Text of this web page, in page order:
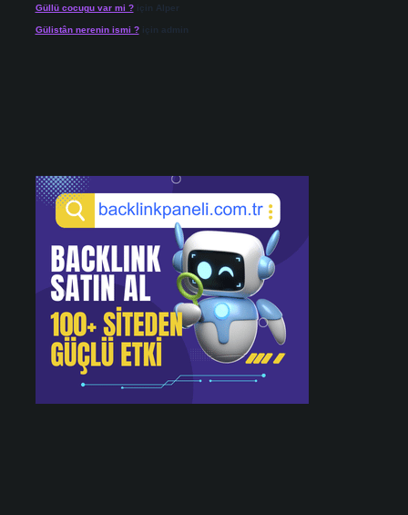
Güllü cocugu var mi ?için Alper
Gülistân nerenin ismi ?için admin